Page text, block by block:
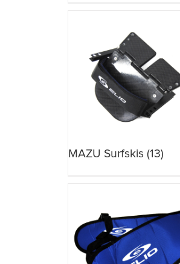
MAZU Surfskis (13)